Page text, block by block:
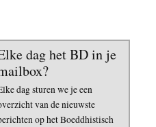
dag het BD in je
dag sturen we je een
van de nieuwste
op het Boeddhistisch